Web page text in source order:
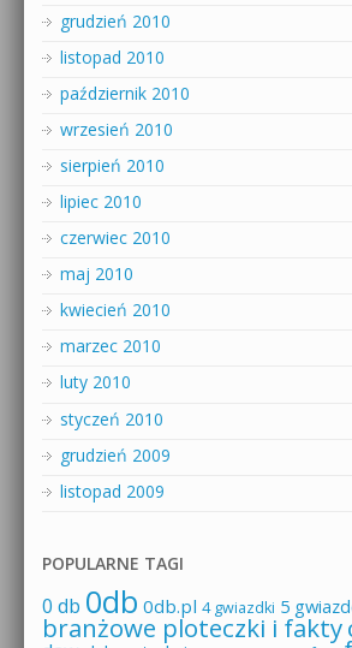
grudzień 2010
listopad 2010
październik 2010
wrzesień 2010
sierpień 2010
lipiec 2010
czerwiec 2010
maj 2010
kwiecień 2010
marzec 2010
luty 2010
styczeń 2010
grudzień 2009
listopad 2009
POPULARNE TAGI
0 db 0db 0db.pl 4 gwiazdki 5
branżowe ploteczki i fakty